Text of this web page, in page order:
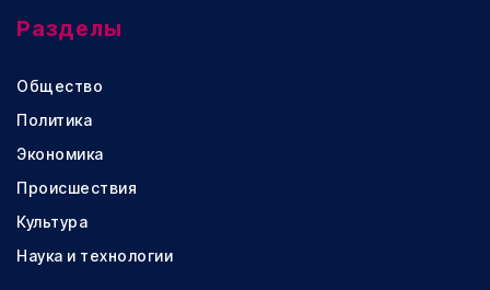
Разделы
Общество
Политика
Экономика
Происшествия
Культура
Наука и технологии